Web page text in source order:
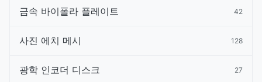
금속 바이폴라 플레이트 42
사진 에치 메시 128
광학 인코더 디스크 27